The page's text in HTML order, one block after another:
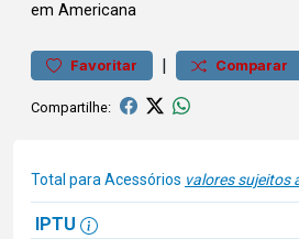
em Americana
Favoritar | Comparar
Compartilhe:
Total para Acessórios valores sujeitos
IPTU